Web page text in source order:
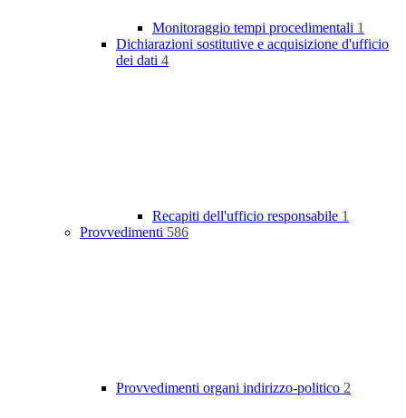
Monitoraggio tempi procedimentali 1
Dichiarazioni sostitutive e acquisizione d'ufficio
dei dati 4
Recapiti dell'ufficio responsabile 1
Provvedimenti 586
Provvedimenti organi indirizzo-politico 2